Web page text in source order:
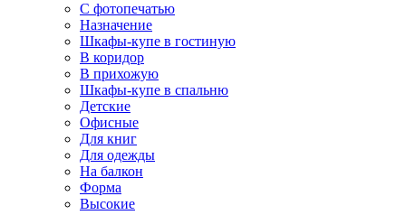
С фотопечатью
Назначение
Шкафы-купе в гостиную
В коридор
В прихожую
Шкафы-купе в спальню
Детские
Офисные
Для книг
Для одежды
На балкон
Форма
Высокие